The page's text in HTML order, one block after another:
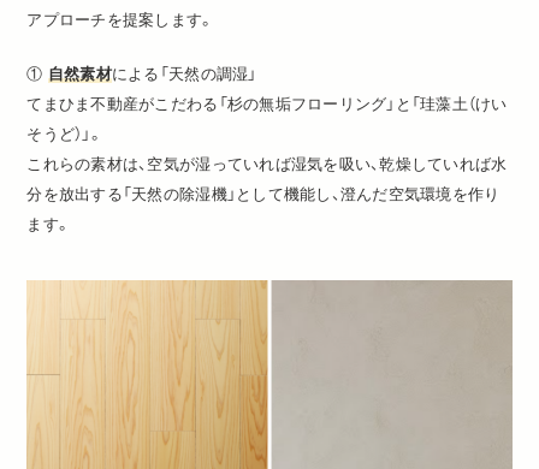
アプローチを提案します。
① 自然素材による「天然の調湿」
てまひま不動産がこだわる「杉の無垢フローリング」と「珪藻土（けい
そうど）」。
これらの素材は、空気が湿っていれば湿気を吸い、乾燥していれば水
分を放出する「天然の除湿機」として機能し、澄んだ空気環境を作り
ます。